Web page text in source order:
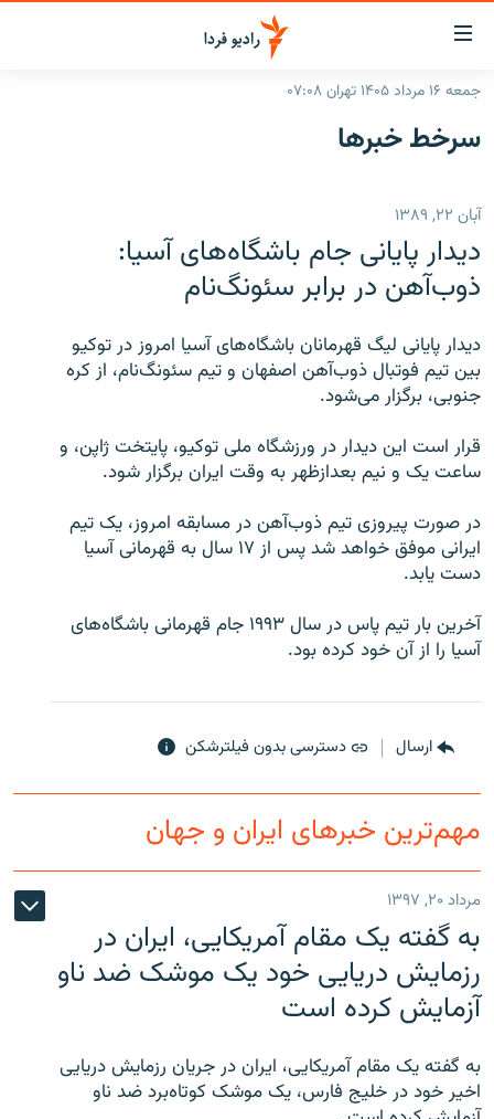
لینک‌های
قابلیت
دسترسی
بازگشت
اصلی
رفتن
صفحه
ایران
انتخاب کنید و بشنوید
فرکانس‌ها
پادکست
گزارش‌های تصویری
گزارش‌های ویدئویی
زنان فردا
English
به ما بپیوندید
زبان‌های دیگر
جمعه ۱۶ مرداد ۱۴۰۵ تهران ۰۷:۰۸
سرخط‌ خبرها
آبان ۲۲, ۱۳۸۹
دیدار پایانی جام باشگاه‌های آسیا:
ذوب‌آهن در برابر سئونگ‌نام
دیدار پایانی لیگ قهرمانان باشگاه‌های آسیا امروز در توکیو
بین تیم فوتبال ذوب‌آهن اصفهان و تیم سئونگ‌نام، از کره
جنوبی، برگزار می‌شود.
قرار است این دیدار در ورزشگاه ملی توکیو، پایتخت ژاپن، و
ساعت یک و نیم بعدازظهر به وقت ایران برگزار شود.
در صورت پیروزی تیم ذوب‌آهن در مسابقه امروز، یک تیم
ایرانی موفق خواهد شد پس از ۱۷ سال به قهرمانی آسیا
دست یابد.
آخرین بار تیم پاس در سال ۱۹۹۳ جام قهرمانی باشگاه‌های
آسیا را از آن خود کرده بود.
ارسال دسترسی بدون فیلترشکن
مهم‌ترین خبرهای ایران و جهان
مرداد ۲۰, ۱۳۹۷
به گفته یک مقام آمریکایی، ایران در
رزمایش دریایی خود یک موشک ضد ناو
آزمایش کرده است
به گفته یک مقام آمریکایی، ایران در جریان رزمایش دریایی
اخیر خود در خلیج فارس، یک موشک کوتاه‌برد ضد ناو